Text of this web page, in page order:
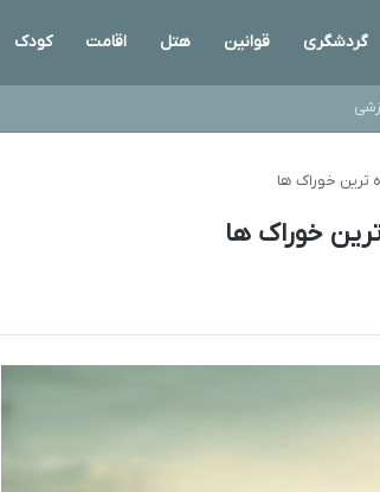
گردشگری قوانین هتل اقامت کودک
ترین خوراک ها
خوراک ها